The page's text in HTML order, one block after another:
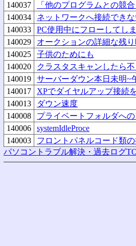
140037
「他のプログラムとの競
140034
ネットワークへ接続できな
140033
PC使用中にフローしてし
140029
オークションの詳細な残
140025
子供のためにも
140020
クラスタスキャンしたら
140019
サーバーダウン本日未明~
140017
XPでダイヤルアップ接続
140013
ダウン速度
140008
プライベートフォルダへ
140006
systemIdleProce
140003
フロントパネルコード類の
パソコントラブル解決・過去ログ